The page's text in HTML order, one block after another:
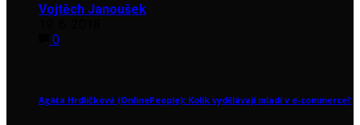
Vojtěch Janoušek
0
Agáta Hrdličková (OnlinePeople): Kolik vydělávají mladí v e-commerce?